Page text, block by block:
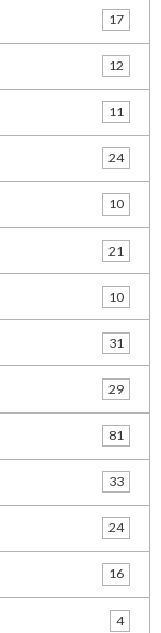
17
12
11
24
10
21
10
31
29
81
33
24
16
4